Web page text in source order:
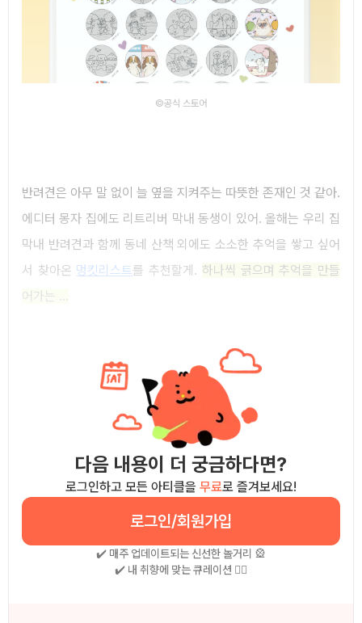
©공식 스토어
반려견은 아무 말 없이 늘 옆을 지켜주는 따뜻한 존재인 것 같아.
에디터 몽자 집에도 리트리버 막내 동생이 있어. 올해는 우리 집
막내 반려견과 함께 동네 산책 외에도 소소한 추억을 쌓고 싶어
서 찾아온 멍킷리스트를 추천할게. 하나씩 긁으며 추억을 만들
어가는 ...
다음 내용이 더 궁금하다면?
로그인하고 모든 아티클을 무료로 즐겨보세요!
로그인/회원가입
✔️ 매주 업데이트되는 신선한 놀거리 🎡
✔️ 내 취향에 맞는 큐레이션 🧚‍♀